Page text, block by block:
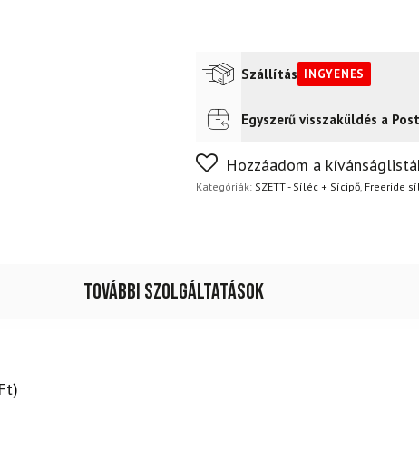
Szállítás INGYENES
Futár a címreIngyenes
Egyszerű visszaküldés a
Nem biztos a választásában?
napon belül, indoklás nélkül.Mik a
Hozzáadom a
Kategóriák: SZETT - Síléc + Sícipő, Freeride
További szolgáltatások
Ft)